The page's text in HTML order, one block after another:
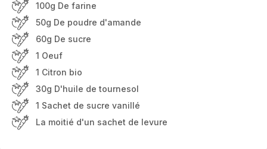
100g De farine
50g De poudre d'amande
60g De sucre
1 Oeuf
1 Citron bio
30g D'huile de tournesol
1 Sachet de sucre vanillé
La moitié d'un sachet de levure